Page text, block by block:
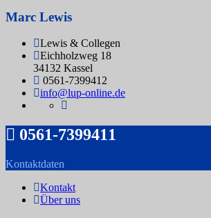
Marc Lewis
Lewis & Collegen
Eichholzweg 18
34132 Kassel
0561-7399412
info@lup-online.de
0561-7399411
Kontaktdaten
Kontakt
Über uns